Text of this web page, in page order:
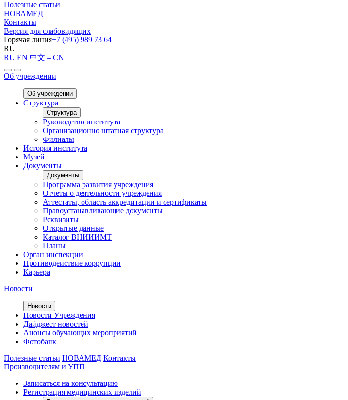
Полезные статьи
НОВАМЕД
Контакты
Версия для слабовидящих
Горячая линия+7 (495) 989 73 64
RU
RU EN 中文 – CN
Об учреждении
Об учреждении
Структура
Структура
Руководство института
Организационно штатная структура
Филиалы
История института
Музей
Документы
Документы
Программа развития учреждения
Отчёты о деятельности учреждения
Аттестаты, область аккредитации и сертификаты
Правоустанавливающие документы
Реквизиты
Открытые данные
Каталог ВНИИИМТ
Планы
Орган инспекции
Противодействие коррупции
Карьера
Новости
Новости
Новости Учреждения
Дайджест новостей
Анонсы обучающих мероприятий
Фотобанк
Полезные статьи НОВАМЕД Контакты
Производителям и УПП
Записаться на консультацию
Регистрация медицинских изделий